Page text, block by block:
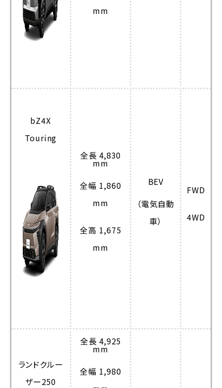
mm
bZ4X
Touring
全長 4,830
mm
全幅 1,860
mm
全高 1,675
mm
BEV
（電気自動
車）
FWD
4WD
ランドクルー
ザー250
全長 4,925
mm
全幅 1,980